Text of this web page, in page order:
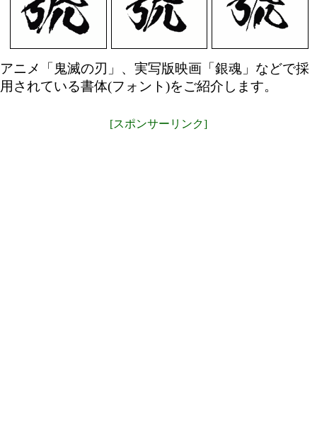
アニメ「鬼滅の刃」、実写版映画「銀魂」などで採
用されている書体(フォント)をご紹介します。
[スポンサーリンク]